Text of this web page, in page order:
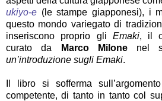
ukiyo-e (le stampe giapponesi), i
questo mondo variegato di
inseriscono proprio gli Emaki, il
curato da
Marco Milonenel
un’introduzione sugli Emaki.
Il libro si sofferma
competente, di tanto in tanto col